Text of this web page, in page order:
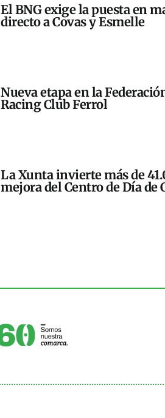
El BNG exige la puesta en
directo a Covas y Esmelle
Nueva etapa en la
Racing Club Ferrol
La Xunta invierte más de
mejora del Centro de Día de